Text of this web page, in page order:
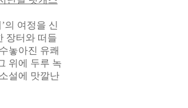
’의 여정을 신
장터와 떠들
놓아진 유쾌
위에 두루 녹
소설에 맛깔난